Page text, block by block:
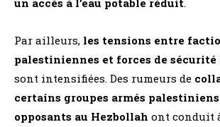
Par ailleurs, les tensions entre
palestiniennes et forces de sécurité
sont intensifiées. Des rumeurs de
certains groupes armés palestiniens
opposants au Hezbollah ont conduit